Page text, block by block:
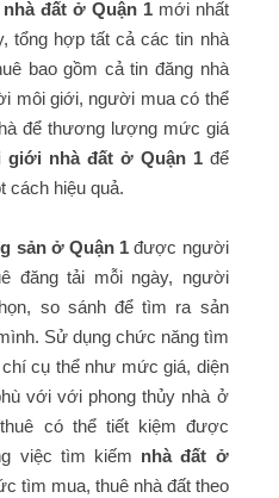
đất ở Quận 1mới nhất
tổng hợp tất cả các tin nhà
bao gồm cả tin đăng nhà
môi giới, người mua có thể
để thương lượng mức giá
giới nhà đất ở Quận 1để
cách hiệu quả.
sản ở Quận 1 được người
đăng tải mỗi ngày, người
so sánh để tìm ra sản
Sử dụng chức năng tìm
cụ thể như mức giá, diện
với với phong thủy nhà ở
có thể tiết kiệm được
việc tìm kiếm nhà đất ở
tìm mua, thuê nhà đất theo